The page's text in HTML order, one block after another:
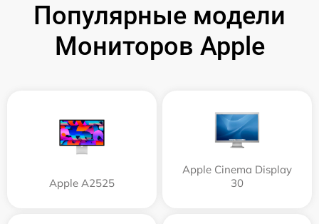
Популярные модели
Мониторов Apple
Apple А2525
Apple Cinema Display
30